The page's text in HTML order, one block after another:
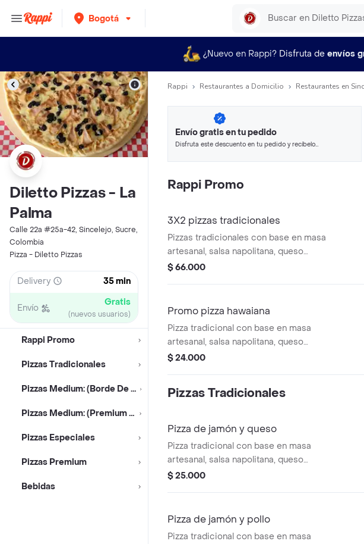
Bogotá
¿Nuevo en Rappi? Disfruta de envíos
Diletto Pizzas - La
Palma
Calle 22a #25a-42, Sincelejo, Sucre,
Colombia
Pizza - Diletto Pizzas
Delivery 35 min
Envío Gratis
(nuevos usuarios)
Rappi Promo
Pizzas Tradicionales
Pizzas Medium: (Borde De Queso 36x36cm)
Pizzas Medium: (Premium 36x36cm)
Pizzas Especiales
Pizzas Premium
Bebidas
Rappi Restaurantes a Domicilio Restaurantes en
Envío gratis en tu pedido
Disfruta este descuento en tu pedido y recíbelo
Rappi Promo
3X2 pizzas tradicionales
Pizzas tradicionales con base en masa
artesanal, salsa napolitana, queso
mozzarella, salami, tamaño personal de 24
$ 66.000
Promo pizza hawaiana
Pizza tradicional con base en masa
artesanal, salsa napolitana, queso
mozzarella, jamón, piña, tamaño personal
$ 24.000
Pizzas Tradicionales
Pizza de jamón y queso
Pizza tradicional con base en masa
artesanal, salsa napolitana, queso
mozzarella y jamón, tamaño personal de
$ 25.000
Pizza de jamón y pollo
Pizza tradicional con base en masa